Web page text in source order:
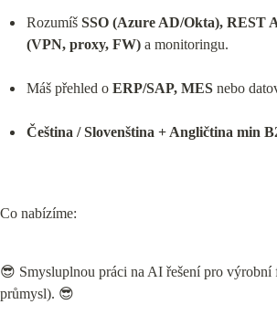
Rozumíš SSO (Azure AD/Okta), REST
(VPN, proxy, FW) a monitoringu.
Máš přehled o ERP/SAP, MES nebo
Čeština / Slovenština + Angličtina min
Co nabízíme:
😎 Smysluplnou práci na AI řešení pro výrobní
průmysl). 😎